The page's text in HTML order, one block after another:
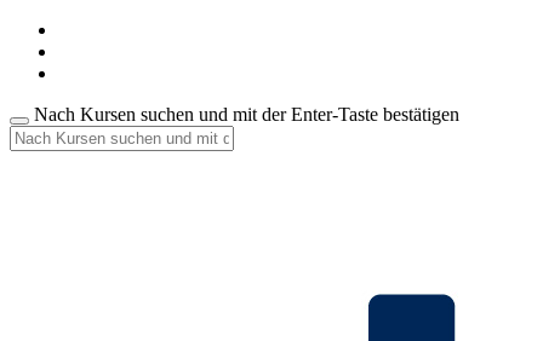
Nach Kursen suchen und mit der Enter-Taste bestätigen